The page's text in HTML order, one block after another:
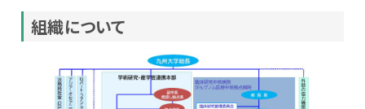
組織について